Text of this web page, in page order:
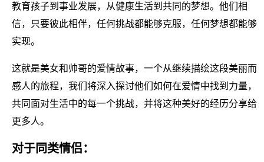
教育孩子到事业发展，从健康生活到共同的梦想。他们相
信，只要彼此相伴，任何挑战都能够克服，任何梦想都能够
实现。
这就是美女和帅哥的爱情故事，一个从继续描绘这段美丽而
感人的旅程，我们将深入探讨他们如何在爱情中找到力量，
共同面对生活中的每一个挑战，并将这种美好的经历分享给
更多人。
对于同类情侣：